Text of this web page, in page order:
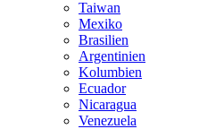
Taiwan
Mexiko
Brasilien
Argentinien
Kolumbien
Ecuador
Nicaragua
Venezuela